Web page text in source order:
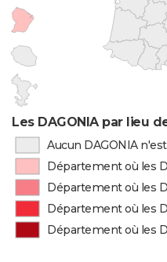
Les DAGONIA par lieu
Aucun DAGONIA
Département où les
Département où les
Département où les
Département où les